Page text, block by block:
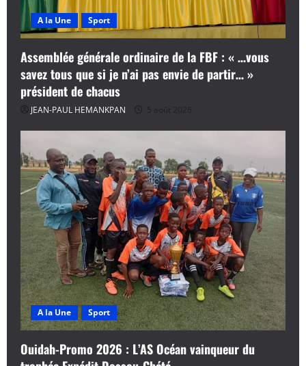
A la Une Sport
Assemblée générale ordinaire de la FBF : « …vous
savez tous que si je n’ai pas envie de partir… »
président de chacus
JEAN-PAUL HEMANKPAN 5 août 2026
A la Une Sport
Ouidah-Promo 2026 : L’AS Océan vainqueur du